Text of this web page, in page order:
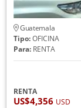
Guatemala
Tipo:OFICINA
Para:RENTA
RENTA
US$4,356 USD